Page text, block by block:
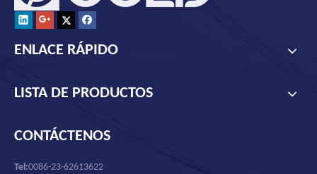
ENLACE RÁPIDO
LISTA DE PRODUCTOS
CONTÁCTENOS
Tel:0086-23-62613622